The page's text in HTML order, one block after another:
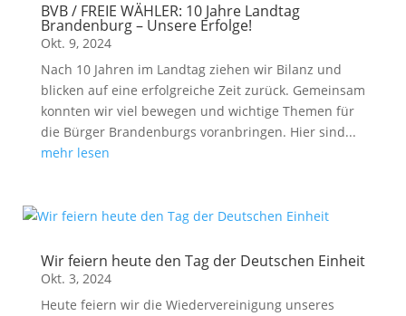
BVB / FREIE WÄHLER: 10 Jahre Landtag
Brandenburg – Unsere Erfolge!
Okt. 9, 2024
Nach 10 Jahren im Landtag ziehen wir Bilanz und
blicken auf eine erfolgreiche Zeit zurück. Gemeinsam
konnten wir viel bewegen und wichtige Themen für
die Bürger Brandenburgs voranbringen. Hier sind...
mehr lesen
Wir feiern heute den Tag der Deutschen Einheit
Okt. 3, 2024
Heute feiern wir die Wiedervereinigung unseres